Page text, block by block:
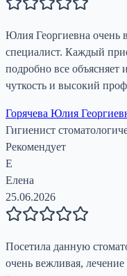
Юлия Георгиевна очень
специалист. Каждый
подробно все объясняет
чуткость и высокий
Горячева Юлия
Гигиенист
Рекомендует
Е
Елена
25.06.2026
Посетила данную
очень вежливая,